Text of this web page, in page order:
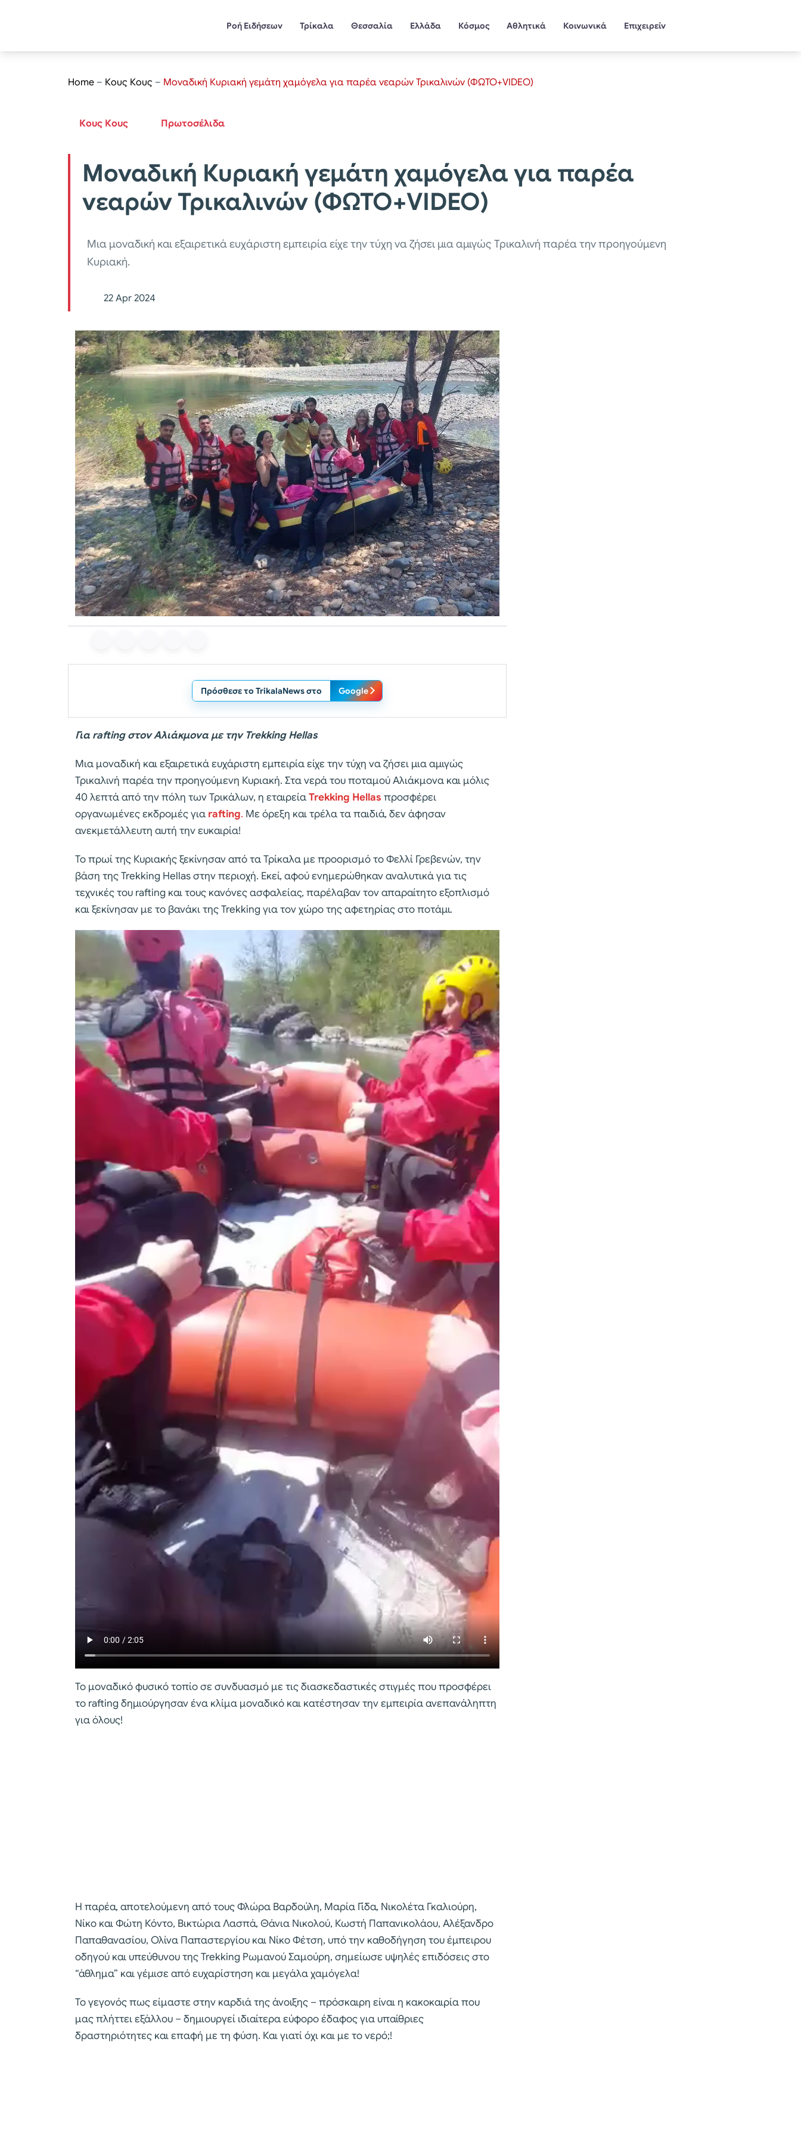
Ροή Ειδήσεων Τρίκαλα Θεσσαλία Ελλάδα Κόσμος Αθλητικά Κοινωνικά Επιχειρείν
Home – Κους Κους – Μοναδική Κυριακή γεμάτη χαμόγελα για παρέα νεαρών Τρικαλινών (ΦΩΤΟ+VIDEO)
Κους Κους Πρωτοσέλιδα
Μοναδική Κυριακή γεμάτη χαμόγελα για παρέα
νεαρών Τρικαλινών (ΦΩΤΟ+VIDEO)
Μια μοναδική και εξαιρετικά ευχάριστη εμπειρία είχε την τύχη να ζήσει μια αμιγώς Τρικαλινή παρέα την προηγούμενη
Κυριακή.
22 Apr 2024
Πρόσθεσε το TrikalaNews στο Google
Για rafting στον Αλιάκμονα με την Trekking Hellas
Μια μοναδική και εξαιρετικά ευχάριστη εμπειρία είχε την τύχη να ζήσει μια αμιγώς
Τρικαλινή παρέα την προηγούμενη Κυριακή. Στα νερά του ποταμού Αλιάκμονα και μόλις
40 λεπτά από την πόλη των Τρικάλων, η εταιρείαTrekking Hellas προσφέρει
οργανωμένες εκδρομές για rafting. Με όρεξη και τρέλα τα παιδιά, δεν άφησαν
ανεκμετάλλευτη αυτή την ευκαιρία!
Το πρωί της Κυριακής ξεκίνησαν από τα Τρίκαλα με προορισμό το Φελλί Γρεβενών, την
βάση της Trekking Hellas στην περιοχή. Εκεί, αφού ενημερώθηκαν αναλυτικά για τις
τεχνικές του rafting και τους κανόνες ασφαλείας, παρέλαβαν τον απαραίτητο εξοπλισμό
και ξεκίνησαν με το βανάκι της Trekking για τον χώρο της αφετηρίας στο ποτάμι.
Το μοναδικό φυσικό τοπίο σε συνδυασμό με τις διασκεδαστικές στιγμές που προσφέρει
το rafting δημιούργησαν ένα κλίμα μοναδικό και κατέστησαν την εμπειρία ανεπανάληπτη
για όλους!
Η παρέα, αποτελούμενη από τους Φλώρα Βαρδούλη, Μαρία Γίδα, Νικολέτα Γκαλιούρη,
Νίκο και Φώτη Κόντο, Βικτώρια Λασπά, Θάνια Νικολού, Κωστή Παπανικολάου, Αλέξανδρο
Παπαθανασίου, Ολίνα Παπαστεργίου και Νίκο Φέτση, υπό την καθοδήγηση του έμπειρου
οδηγού και υπεύθυνου της Trekking Ρωμανού Σαμούρη, σημείωσε υψηλές επιδόσεις στο
“άθλημα” και γέμισε από ευχαρίστηση και μεγάλα χαμόγελα!
Το γεγονός πως είμαστε στην καρδιά της άνοιξης – πρόσκαιρη είναι η κακοκαιρία που
μας πλήττει εξάλλου – δημιουργεί ιδιαίτερα εύφορο έδαφος για υπαίθριες
δραστηριότητες και επαφή με τη φύση. Και γιατί όχι και με το νερό;!